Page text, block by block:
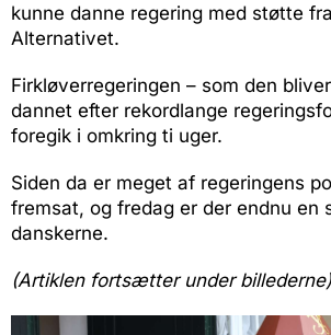
kunne danne regering med støtte
Alternativet.
Firkløverregeringen – som den
dannet efter rekordlange
foregik i omkring ti uger.
Siden da er meget af regeringens
fremsat, og fredag er der endnu en
danskerne.
(Artiklen fortsætter under billederne)